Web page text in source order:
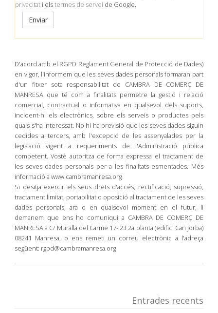
privacitat i elstermes de servei de Google.
D'acord amb el RGPD Reglament General de Protecció de Dades)
en vigor, l'informem que les seves dades personals formaran part
d'un fitxer sota responsabilitat de CAMBRA DE COMERÇ DE
MANRESA que té com a finalitats permetre la gestió i relació
comercial, contractual o informativa en qualsevol dels suports,
incloent-hi els electrònics, sobre els serveis o productes pels
quals s'ha interessat. No hi ha previsió que les seves dades siguin
cedides a tercers, amb l'excepció de les assenyalades per la
legislació vigent a requeriments de l'Administració pública
competent. Vostè autoritza de forma expressa el tractament de
les seves dades personals per a les finalitats esmentades. Més
informació a www.cambramanresa.org
Si desitja exercir els seus drets d'accés, rectificació, supressió,
tractament limitat, portabilitat o oposició al tractament de les seves
dades personals, ara o en qualsevol moment en el futur, li
demanem que ens ho comuniqui a CAMBRA DE COMERÇ DE
MANRESA a C/ Muralla del Carme 17- 23 2a planta (edifici Can Jorba)
08241 Manresa, o ens remeti un correu electrònic a l'adreça
següent: rgpd@cambramanresa.org
Entrades recents